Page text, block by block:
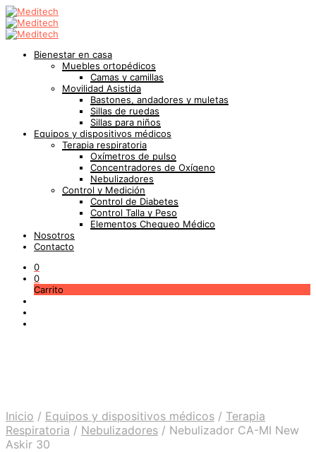
Bienestar en casa
Muebles ortopédicos
Camas y camillas
Movilidad Asistida
Bastones, andadores y muletas
Sillas de ruedas
Sillas para niños
Equipos y dispositivos médicos
Terapia respiratoria
Oxímetros de pulso
Concentradores de Oxígeno
Nebulizadores
Control y Medición
Control de Diabetes
Control Talla y Peso
Elementos Chequeo Médico
Nosotros
Contacto
0
0
Carrito
Inicio / Equipos y dispositivos médicos / Terapia
Respiratoria / Nebulizadores / Nebulizador CA-MI New
Askir 30